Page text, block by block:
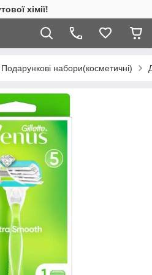
хімії!
Подарункові набори(косметичні)